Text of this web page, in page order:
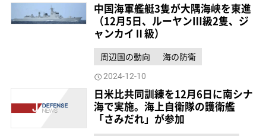
中国海軍艦艇3隻が大隅海峡を東進
（12月5日、ルーヤンⅢ級2隻、ジ
ャンカイⅡ級）
周辺国の動向 海の防衛
2024-12-10
日米比共同訓練を12月6日に南シナ
海で実施。海上自衛隊の護衛艦
「さみだれ」が参加